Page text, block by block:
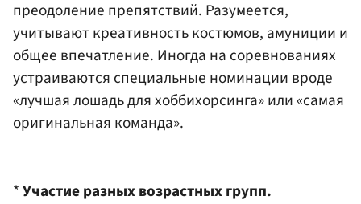
преодоление препятствий. Разумеется,
учитывают креативность костюмов, амуниции и
общее впечатление. Иногда на соревнованиях
устраиваются специальные номинации вроде
«лучшая лошадь для хоббихорсинга» или «самая
оригинальная команда».
*Участие разных возрастных групп.